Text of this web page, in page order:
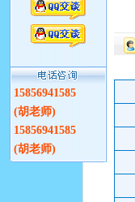
15856941585
(胡老师)
15856941585
(胡老师)